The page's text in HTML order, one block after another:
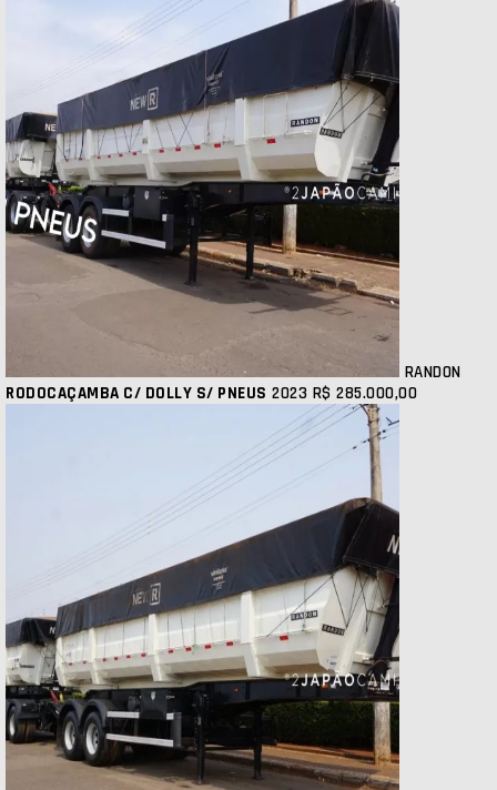
RANDON
RODOCAÇAMBA C/ DOLLY S/ PNEUS 2023 R$ 285.000,00